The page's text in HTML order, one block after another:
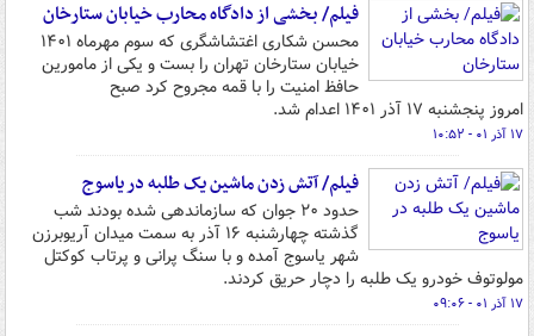
فیلم/ بخشی از دادگاه محارب خیابان ستارخان
محسن شکاری اغتشاشگری که سوم مهرماه ۱۴۰۱
خیابان ستارخان تهران را بست و یکی از مامورین
حافظ امنیت را با قمه مجروح کرد صبح
امروز پنجشنبه ۱۷ آذر ۱۴۰۱ اعدام شد.
۱۷ آذر ۰۱ - ۱۰:۵۲
فیلم/ آتش زدن ماشین یک طلبه در یاسوج
حدود ۲۰ جوان که سازماندهی شده بودند شب
گذشته چهارشنبه ۱۶ آذر به سمت میدان آریوبرزن
شهر یاسوج آمده و با سنگ پرانی و پرتاب کوکتل
مولوتوف خودرو یک طلبه را دچار حریق کردند.
۱۷ آذر ۰۱ - ۰۹:۰۶